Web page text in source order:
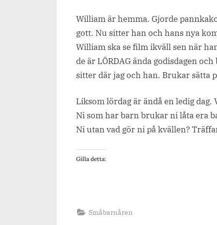
William är hemma. Gjorde
gott. Nu sitter han och hans nya
William ska se film ikväll sen när
de är LÖRDAG ända godisdagen
sitter där jag och han. Brukar sätta
Liksom lördag är ändå en ledig dag.
Ni som har barn brukar ni låta era
Ni utan vad gör ni på kvällen?
Gilla detta:
Småbarnåren